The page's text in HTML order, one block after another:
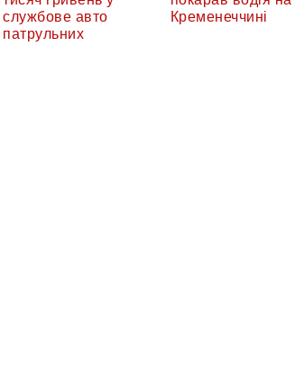
службове авто
патрульних
Кременеччині